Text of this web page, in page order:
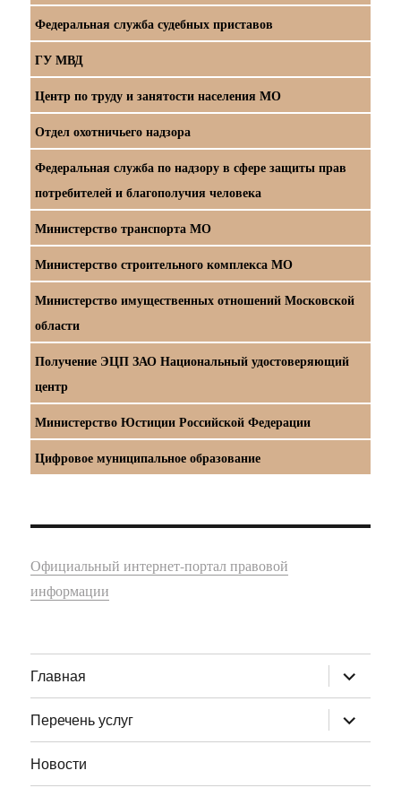
Федеральная служба судебных приставов
ГУ МВД
Центр по труду и занятости населения МО
Отдел охотничьего надзора
Федеральная служба по надзору в сфере защиты прав
потребителей и благополучия человека
Министерство транспорта МО
Министерство строительного комплекса МО
Министерство имущественных отношений Московской
области
Получение ЭЦП ЗАО Национальный удостоверяющий
центр
Министерство Юстиции Российской Федерации
Цифровое муниципальное образование
Официальный интернет-портал правовой
информации
Главная раскрыть
дочернее
меню
Перечень услуг
раскрыть
дочернее
меню
Новости